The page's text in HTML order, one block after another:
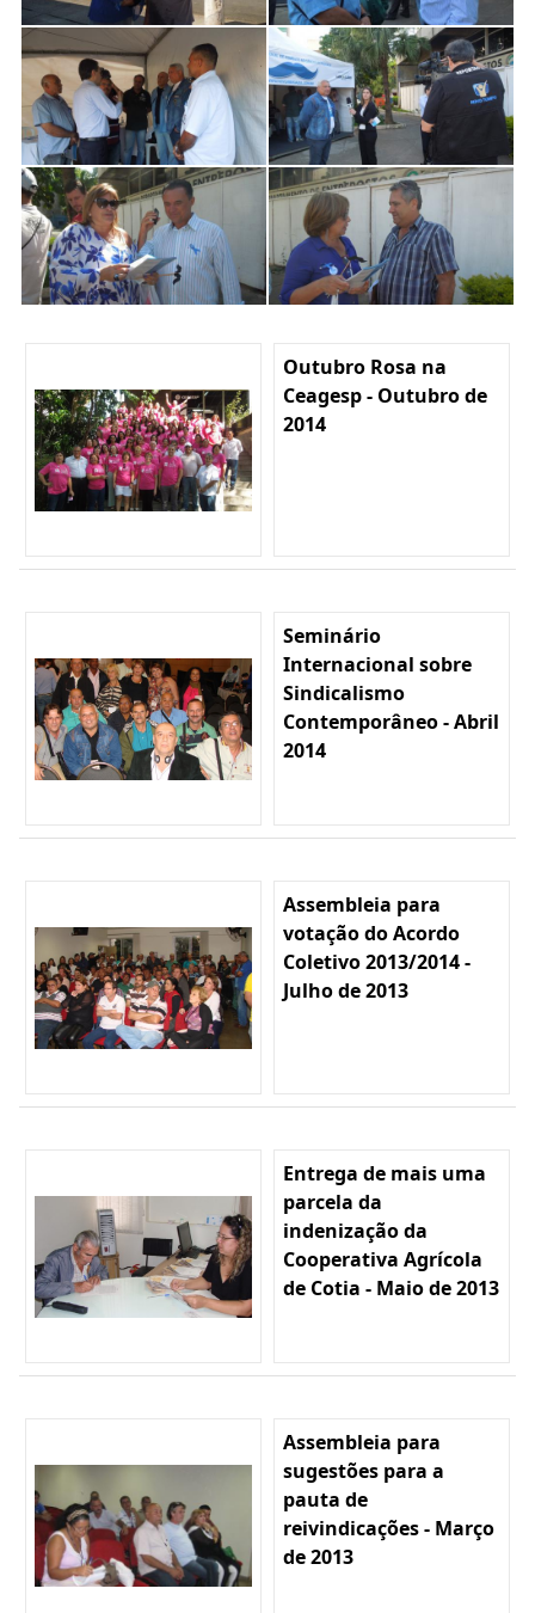
Outubro Rosa na
Ceagesp - Outubro de
2014
Seminário
Internacional sobre
Sindicalismo
Contemporâneo - Abril
2014
Assembleia para
votação do Acordo
Coletivo 2013/2014 -
Julho de 2013
Entrega de mais uma
parcela da
indenização da
Cooperativa Agrícola
de Cotia - Maio de 2013
Assembleia para
sugestões para a
pauta de
reivindicações - Março
de 2013